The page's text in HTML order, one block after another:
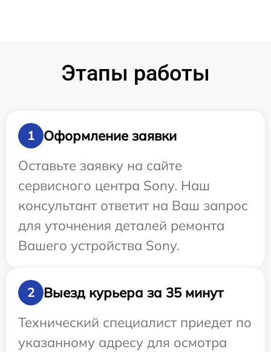
Этапы работы
1
Оформление заявки
Оставьте заявку на сайте
сервисного центра Sony. Наш
консультант ответит на Ваш запрос
для уточнения деталей ремонта
Вашего устройства Sony.
2
Выезд курьера за 35 минут
Технический специалист приедет по
указанному адресу для осмотра